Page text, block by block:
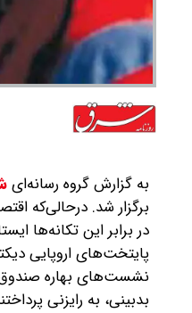
به گزارش گروه رسانه‌ای
برگزار شد. درحالی‌که
در برابر این تکانه‌ها
پایتخت‌های اروپایی
نشست‌های بهاره صندوق
بدبینی، به رایزنی